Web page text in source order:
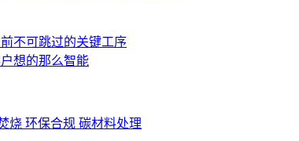
不可跳过的关键工序
想的那么智能
烧 环保合规 碳材料处理